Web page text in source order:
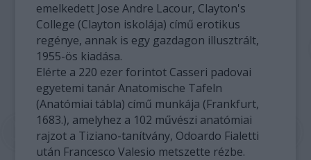
emelkedett Jose Andre Lacour, Clayton's
College (Clayton iskolája) című erotikus
regénye, annak is egy gazdagon illusztrált,
1955-ös kiadása.
Elérte a 220 ezer forintot Casseri padovai
egyetemi tanár Anatomische Tafeln
(Anatómiai tábla) című munkája (Frankfurt,
1683.), amelyhez a 102 művészi anatómiai
rajzot a Tiziano-tanítvány, Odoardo Fialetti
után Francesco Valesio metszette rézbe.